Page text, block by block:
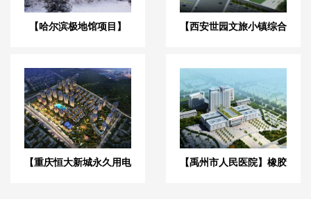
【哈尔滨极地馆项目】
【西安世园文旅小镇综合
【重庆恒大新城永久用电
【禹州市人民医院】橡胶